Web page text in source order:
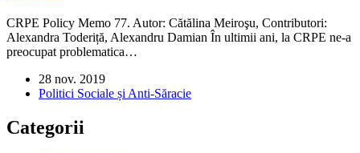
CRPE Policy Memo 77. Autor: Cătălina Meiroşu, Contributori:
Alexandra Toderiță, Alexandru Damian În ultimii ani, la CRPE ne-a
preocupat problematica…
28 nov. 2019
Politici Sociale și Anti-Săracie
Categorii